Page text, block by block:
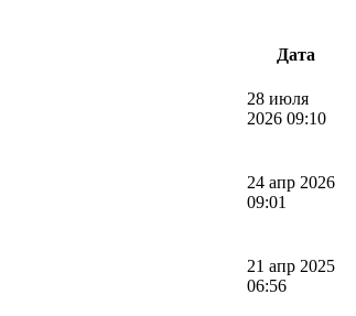
Дата
28 июля
2026 09:10
24 апр 2026
09:01
21 апр 2025
06:56